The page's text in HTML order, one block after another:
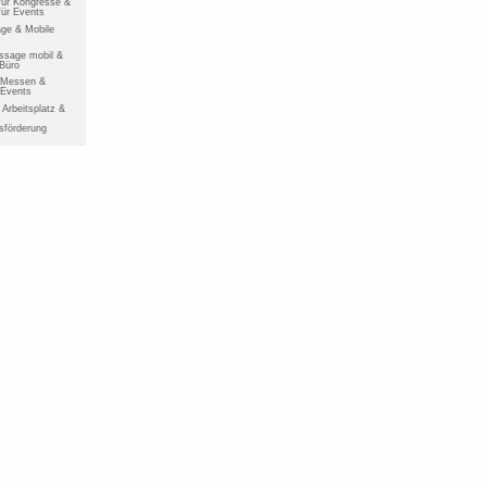
Kongresse &
Events
& Mobile
mobil &
&
&